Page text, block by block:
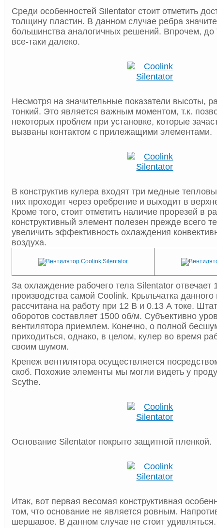
Среди особенностей Silentator стоит отметить
толщину пластин. В данном случае ребра
большинства аналогичных решений. Впрочем, до
все-таки далеко.
Несмотря на значительные показатели высоты,
тонкий. Это является важным моментом, т.к.
некоторых проблем при установке, которые
вызваны контактом с прилежащими элементами.
В конструктив кулера входят три медные
них проходит через оребрение и выходит в
Кроме того, стоит отметить наличие прорезей в
конструктивный элемент полезен прежде всего
увеличить эффективность охлаждения
воздуха.
За охлаждение рабочего тела Silentator отвечает
производства самой Coolink. Крыльчатка данного
рассчитана на работу при 12 В и 0.13 А токе.
оборотов составляет 1500 об/м. Субъективно
вентилятора приемлем. Конечно, о полной
приходиться, однако, в целом, кулер во время
своим шумом.
Крепеж вентилятора осуществляется
скоб. Похожие элементы мы могли видеть у
Scythe.
Основание Silentator покрыто защитной пленкой.
Итак, вот первая весомая конструктивная
том, что основание не является ровным.
шершавое. В данном случае не стоит